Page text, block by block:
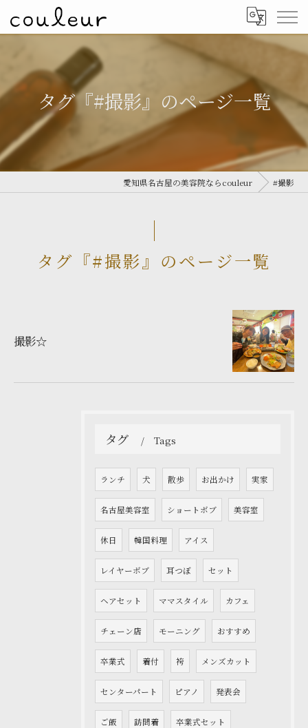
タグ『#撮影』のページ一覧
愛知県名古屋の美容院ならcouleur #撮影
タグ『#撮影』のページ一覧
撮影☆
タグ Tags
ランチ 犬 散歩 お出かけ 実家
名古屋美容室 ショートボブ 美容室
休日 韓国料理 アイス
レイヤーボブ 耳つぼ セット
ヘアセット ママスタイル カフェ
チェーン店 モーニング おすすめ
卒業式 着付 袴 メンズカット
センターパート ピアノ 発表会
ご飯 訪問着 卒業式セット